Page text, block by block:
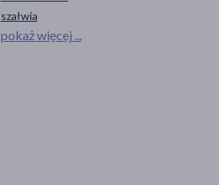
szałwia
pokaż więcej ...